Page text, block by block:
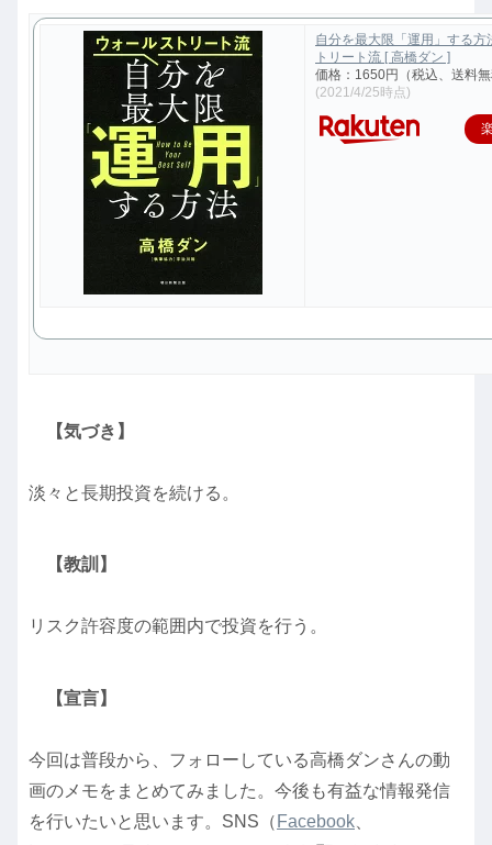
自分を最大限「運用」する方
トリート流 [ 高橋ダン ]
価格：1650円（税込、送料
(2021/4/25時点)
【気づき】
淡々と長期投資を続ける。
【教訓】
リスク許容度の範囲内で投資を行う。
【宣言】
今回は普段から、フォローしている高橋ダンさんの動
画のメモをまとめてみました。今後も有益な情報発信
を行いたいと思います。SNS（ Facebook